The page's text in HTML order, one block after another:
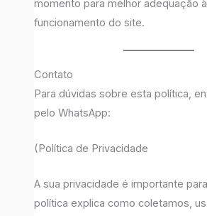
momento para melhor adequação
funcionamento do site.
Contato
Para dúvidas sobre esta política,
pelo WhatsApp:
(Política de Privacidade
A sua privacidade é importante
política explica como coletamos,